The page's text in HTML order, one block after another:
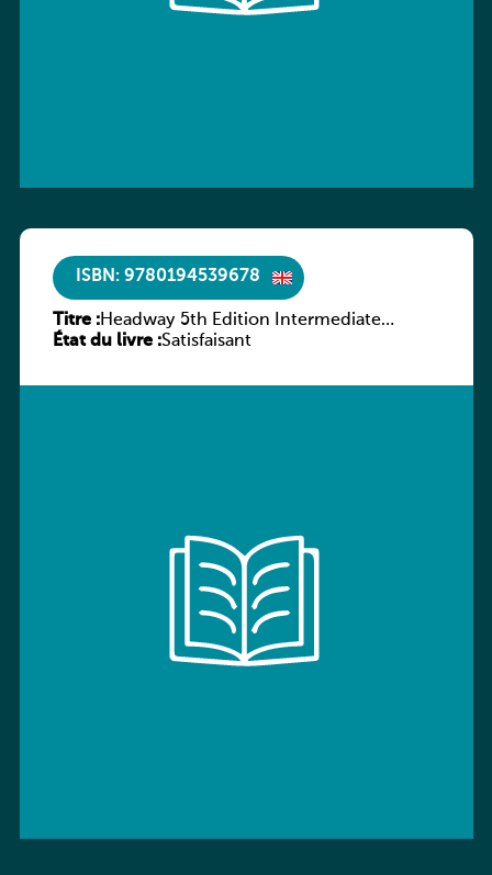
ISBN: 9780194539678
Titre :Headway 5th Edition Intermediate
Workbook without key
État du livre :Satisfaisant